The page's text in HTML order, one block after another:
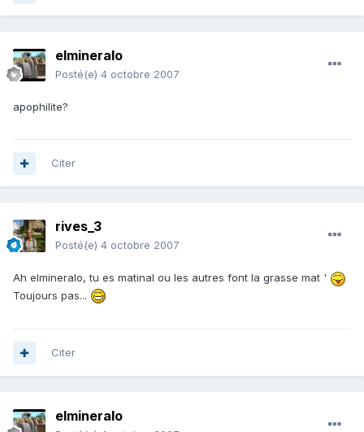
elmineralo
Posté(e) 4 octobre 2007
apophilite?
Citer
rives_3
Posté(e) 4 octobre 2007
Ah elmineralo, tu es matinal ou les autres font la grasse mat '
Toujours pas...
Citer
elmineralo